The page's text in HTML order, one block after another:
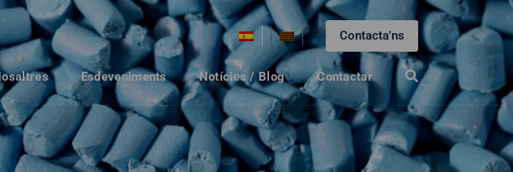
Contacta'ns
Esdeveniments Notícies / Blog Contactar